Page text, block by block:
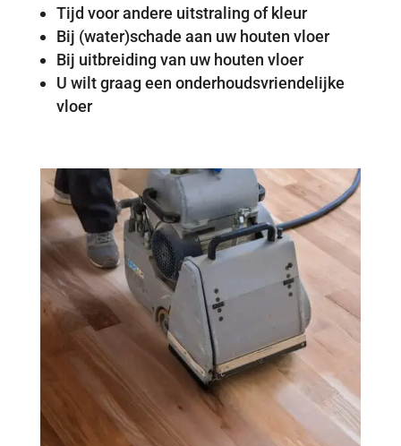
Tijd voor andere uitstraling of kleur
Bij (water)schade aan uw houten vloer
Bij uitbreiding van uw houten vloer
U wilt graag een onderhoudsvriendelijke
vloer